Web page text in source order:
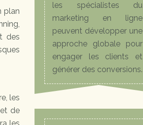
plan
des
les
de
les spécialistes du
marketing en ligne
peuvent développer une
approche globale pour
engager les clients et
générer des conversions.